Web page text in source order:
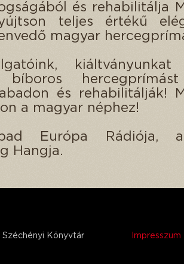
és rehabilitálja
teljes értékű
magyar
kiáltványunkat
bíboros
és rehabilitálják!
a magyar néphez!
Európa Rádiója, a
Hangja.
Könyvtár Impresszum